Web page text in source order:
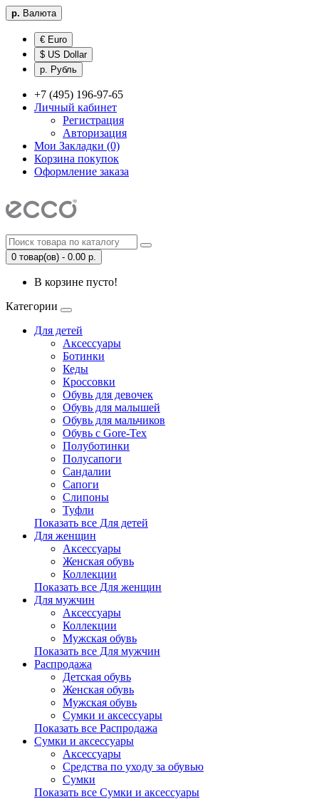
р. Валюта
€ Euro
$ US Dollar
р. Рубль
+7 (495) 196-97-65
Личный кабинет
Регистрация
Авторизация
Мои Закладки (0)
Корзина покупок
Оформление заказа
0 товар(ов) - 0.00 р.
В корзине пусто!
Категории
Для детей
Аксессуары
Ботинки
Кеды
Кроссовки
Обувь для девочек
Обувь для малышей
Обувь для мальчиков
Обувь с Gore-Tex
Полуботинки
Полусапоги
Сандалии
Сапоги
Слипоны
Туфли
Показать все Для детей
Для женщин
Аксессуары
Женская обувь
Коллекции
Показать все Для женщин
Для мужчин
Аксессуары
Коллекции
Мужская обувь
Показать все Для мужчин
Распродажа
Детская обувь
Женская обувь
Мужская обувь
Сумки и аксессуары
Показать все Распродажа
Сумки и аксессуары
Аксессуары
Средства по уходу за обувью
Сумки
Показать все Сумки и аксессуары